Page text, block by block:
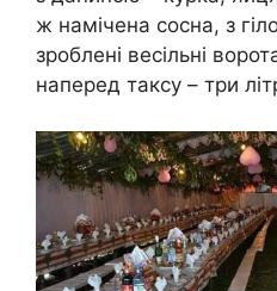
ж намічена сосна, з
зроблені весільні
наперед таксу – три